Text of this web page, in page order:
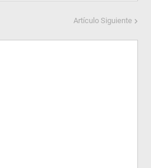
Artículo Siguiente